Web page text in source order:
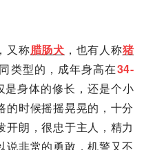
又称腊肠犬 ，也有人称猪
类型的，成年身高在34-
是身体的修长，还是个小
的时候摇摇晃晃的，十分
开朗，很忠于主人，精力
说非常的勇敢，机警又不